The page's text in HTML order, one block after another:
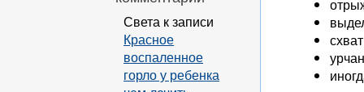
Света к записи
Красное
воспаленное
горло у ребенка